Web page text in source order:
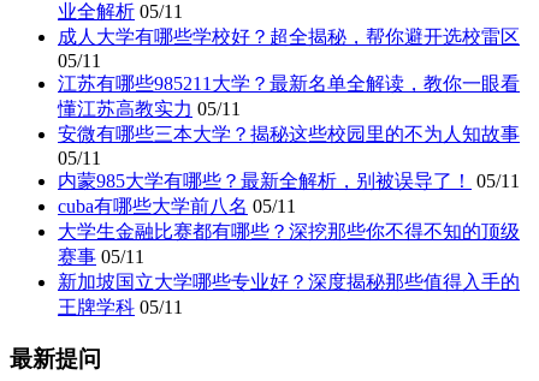
业全解析 05/11
成人大学有哪些学校好？超全揭秘，帮你避开选校雷区
05/11
江苏有哪些985211大学？最新名单全解读，教你一眼看
懂江苏高教实力 05/11
安微有哪些三本大学？揭秘这些校园里的不为人知故事
05/11
内蒙985大学有哪些？最新全解析，别被误导了！
05/11
cuba有哪些大学前八名 05/11
大学生金融比赛都有哪些？深挖那些你不得不知的顶级
赛事 05/11
新加坡国立大学哪些专业好？深度揭秘那些值得入手的
王牌学科 05/11
最新提问